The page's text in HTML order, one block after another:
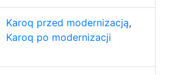
Karoq przed modernizacją,
Karoq po modernizacji